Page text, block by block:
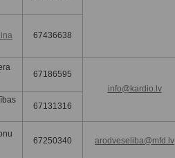
67436638
67186595
info@kardio.lv
67131316
67250340 arodveseliba@mfd.lv